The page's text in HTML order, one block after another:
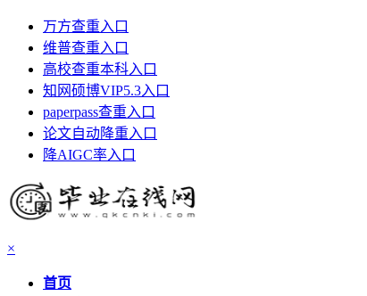
万方查重入口
维普查重入口
高校查重本科入口
知网硕博VIP5.3入口
paperpass查重入口
论文自动降重入口
降AIGC率入口
×
首页